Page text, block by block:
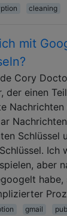
cleaning
mit
Cory
der einen
Nachrichten
Schlüssel
Ich
aber
habe,
gmail